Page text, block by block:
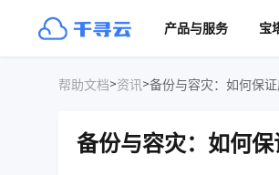
产品与服务 宝
帮助文档>资讯>备份与容灾：如何保
备份与容灾：如何保